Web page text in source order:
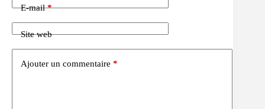
E-mail*
Site web
Ajouter un commentaire *